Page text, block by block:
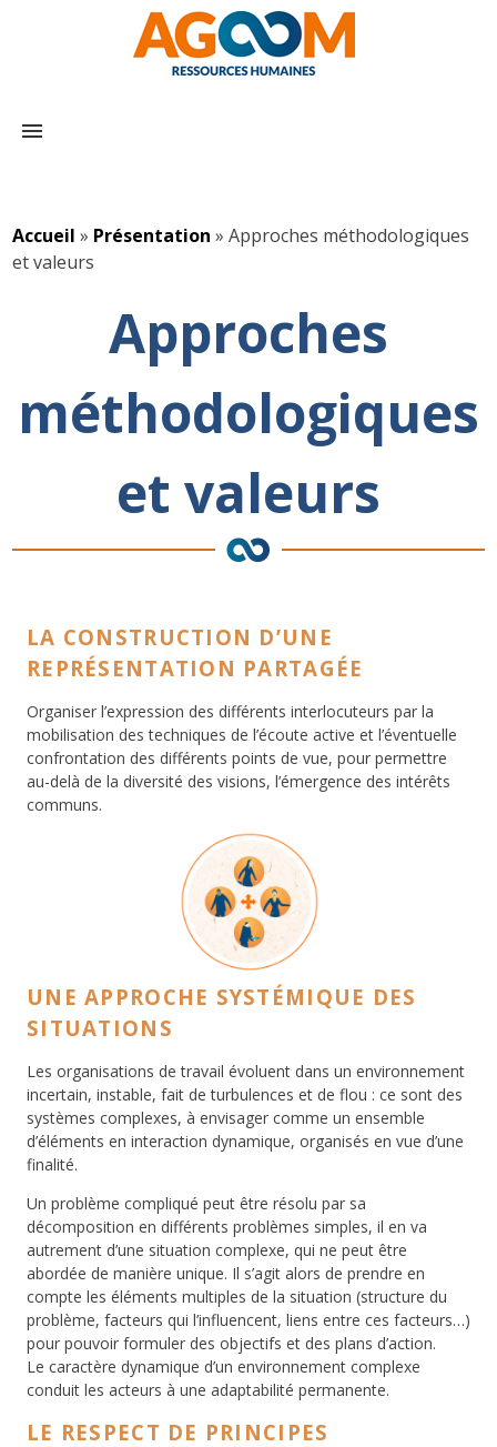
menu
Accueil » Présentation »Approches méthodologiques
et valeurs
Approches
méthodologiques
et valeurs
LA CONSTRUCTION D’UNE
REPRÉSENTATION PARTAGÉE
Organiser l’expression des différents interlocuteurs par la
mobilisation des techniques de l’écoute active et l’éventuelle
confrontation des différents points de vue, pour permettre
au-delà de la diversité des visions, l’émergence des intérêts
communs.
UNE APPROCHE SYSTÉMIQUE DES
SITUATIONS
Les organisations de travail évoluent dans un environnement
incertain, instable, fait de turbulences et de flou : ce sont des
systèmes complexes, à envisager comme un ensemble
d’éléments en interaction dynamique, organisés en vue d’une
finalité.
Un problème compliqué peut être résolu par sa
décomposition en différents problèmes simples, il en va
autrement d’une situation complexe, qui ne peut être
abordée de manière unique. Il s’agit alors de prendre en
compte les éléments multiples de la situation (structure du
problème, facteurs qui l’influencent, liens entre ces facteurs…)
pour pouvoir formuler des objectifs et des plans d’action.
Le caractère dynamique d’un environnement complexe
conduit les acteurs à une adaptabilité permanente.
LE RESPECT DE PRINCIPES